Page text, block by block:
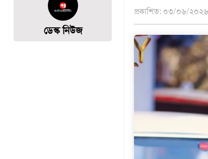
আন্তর্জাতিক
ডেস্ক নিউজ
প্রকাশিত: ০৩/০৬/